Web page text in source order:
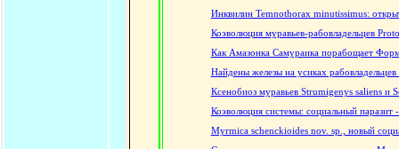
Инквилин Temnothorax minutissimus:
Коэволюция муравьев-рабовладельцев
Как Амазонка Самураика порабощает
Найдены железы на усиках
Ксенобиоз муравьев Strumigenys saliens и
Коэволюция системы: социальный паразит
Myrmica schenckioides nov. sp., новый